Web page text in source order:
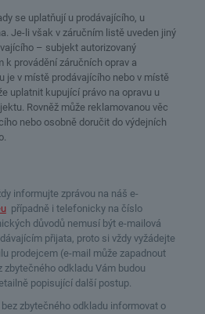
se uplatňují u prodávajícího, u
Je-li však v záručním listě uveden jiný
– subjekt autorizovaný
k provádění záručních oprav a
je v místě prodávajícího nebo v místě
uplatnit kupující právo na opravu u
Rovněž může reklamovanou věc
nebo osobně doručit do výdejních
informujte zprávou na náš e-
případně i telefonicky na číslo
důvodů nemusí být e-mailová
přijata, proto si vždy vyžádejte
prodejcem (e-mail může zapadnout
zbytečného odkladu Vám budou
popisující další postup.
zbytečného odkladu informovat o